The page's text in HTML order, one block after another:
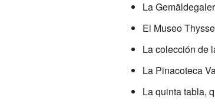
La
El Museo
La colección de
La Pinacoteca
La quinta tabla,